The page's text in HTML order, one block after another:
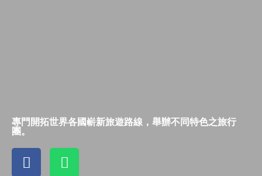
專門開拓世界各國嶄新旅遊路線，舉辦不同特色之旅行
團。